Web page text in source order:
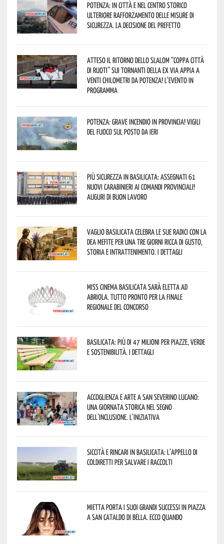
Potenza: in città e nel centro storico
ulteriore rafforzamento delle misure di
sicurezza. La decisione del Prefetto
Atteso il ritorno dello slalom “Coppa Città
di Ruoti” sui tornanti della ex via Appia a
venti chilometri da Potenza! L’evento in
programma
Potenza: grave incendio in Provincia! Vigili
del fuoco sul posto da ieri
Più sicurezza in Basilicata: assegnati 61
nuovi Carabinieri ai Comandi provinciali!
Auguri di buon lavoro
Vaglio Basilicata celebra le sue radici con la
Dea Mefite per una tre giorni ricca di gusto,
storia e intrattenimento. I dettagli
Miss Cinema Basilicata sarà eletta ad
Abriola. Tutto pronto per la finale
regionale del concorso
Basilicata: più di 47 milioni per piazze, verde
e sostenibilità. I dettagli
Accoglienza e arte a San Severino Lucano:
una giornata storica nel segno
dell’inclusione. L’iniziativa
Siccità e rincari in Basilicata: l’appello di
Coldiretti per salvare i raccolti
Mietta porta i suoi grandi successi in piazza
a San Cataldo di Bella. Ecco quando